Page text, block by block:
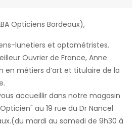
Opticiens Bordeaux),
lunetiers et optométristes.
Ouvrier de France, Anne
en métiers d’art et titulaire de la
accueillir dans notre magasin
au 19 rue du Dr Nancel
mardi au samedi de 9h30 à